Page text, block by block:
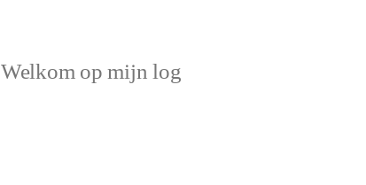
Welkom op mijn log